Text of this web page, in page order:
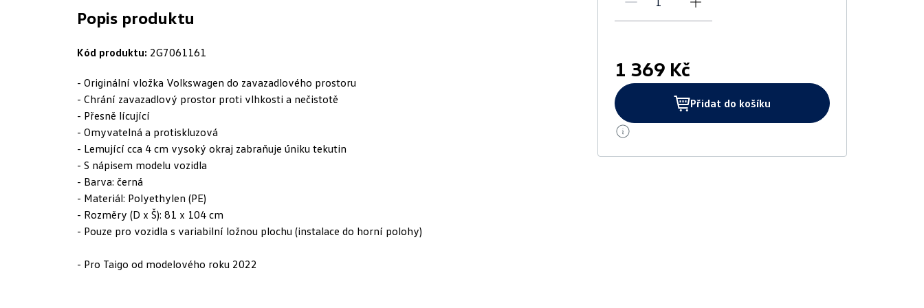
Popis produktu
Kód produktu: 2G7061161
- Originální vložka Volkswagen do zavazadlového prostoru
- Chrání zavazadlový prostor proti vlhkosti a nečistotě
- Přesně lícující
- Omyvatelná a protiskluzová
- Lemující cca 4 cm vysoký okraj zabraňuje úniku tekutin
- S nápisem modelu vozidla
- Barva: černá
- Materiál: Polyethylen (PE)
- Rozměry (D x Š): 81 x 104 cm
- Pouze pro vozidla s variabilní ložnou plochu (instalace do horní polohy)
- Pro Taigo od modelového roku 2022
1 369 Kč
Přidat do košíku